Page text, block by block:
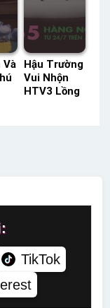
Và
Hậu Trường
Vui Nhộn
HTV3 Lồng
TikTok